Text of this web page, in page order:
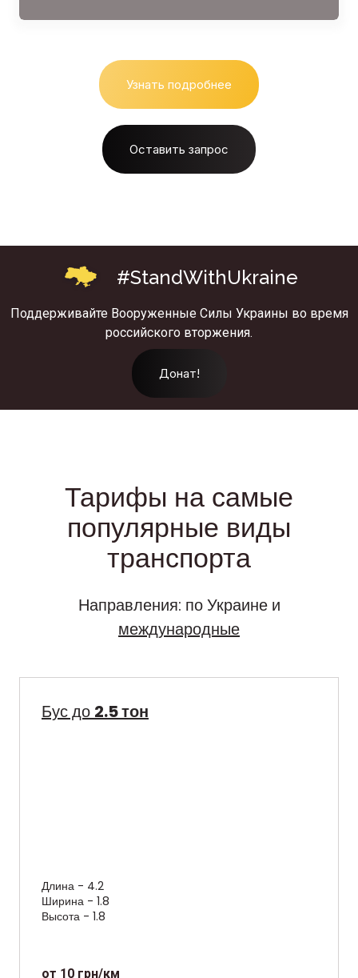
Узнать подробнее
Оставить запрос
#StandWithUkraine
Поддерживайте Вооруженные Силы Украины во время
российского вторжения.
Донат!
Тарифы на самые
популярные виды
транспорта
Направления: по Украине и
международные
Бус до 2.5 тон
Длина - 4.2
Ширина - 1.8
Высота - 1.8
от 10 грн/км